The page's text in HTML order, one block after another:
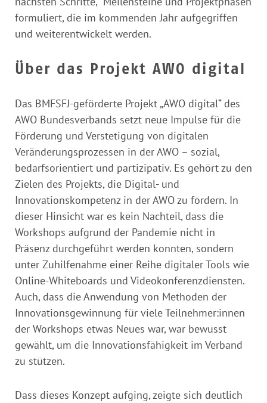
formuliert, die im kommenden Jahr aufgegriffen
und weiterentwickelt werden.
Über das Projekt AWO digital
Das BMFSFJ-geförderte Projekt „AWO digital“ des
AWO Bundesverbands setzt neue Impulse für die
Förderung und Verstetigung von digitalen
Veränderungsprozessen in der AWO – sozial,
bedarfsorientiert und partizipativ. Es gehört zu den
Zielen des Projekts, die Digital- und
Innovationskompetenz in der AWO zu fördern. In
dieser Hinsicht war es kein Nachteil, dass die
Workshops aufgrund der Pandemie nicht in
Präsenz durchgeführt werden konnten, sondern
unter Zuhilfenahme einer Reihe digitaler Tools wie
Online-Whiteboards und Videokonferenzdiensten.
Auch, dass die Anwendung von Methoden der
Innovationsgewinnung für viele Teilnehmer:innen
der Workshops etwas Neues war, war bewusst
gewählt, um die Innovationsfähigkeit im Verband
zu stützen.
Dass dieses Konzept aufging, zeigte sich deutlich